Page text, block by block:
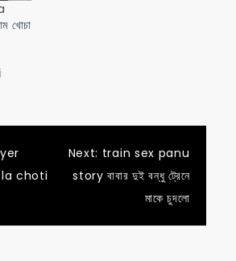
খোচা
choti
Next: train sex panu
story বাবার দুই বন্ধু ট্রেনে
মাকে চুদলো